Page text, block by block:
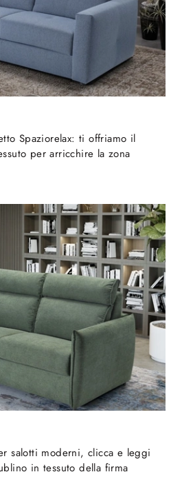
Spaziorelax: ti offriamo il
per arricchire la zona
salotti moderni, clicca e leggi
in tessuto della firma